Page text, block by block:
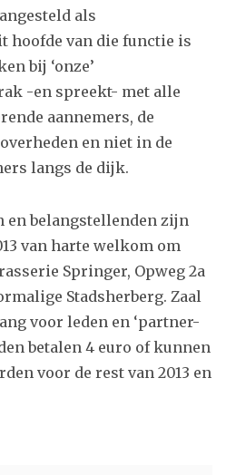
als
hoofde van die functie is
bij ‘onze’
-en spreekt- met alle
aannemers, de
en niet in de
langs de dijk.
en belangstellenden zijn
van harte welkom om
Springer, Opweg 2a
Stadsherberg. Zaal
voor leden en ‘partner-
betalen 4 euro of kunnen
voor de rest van 2013 en